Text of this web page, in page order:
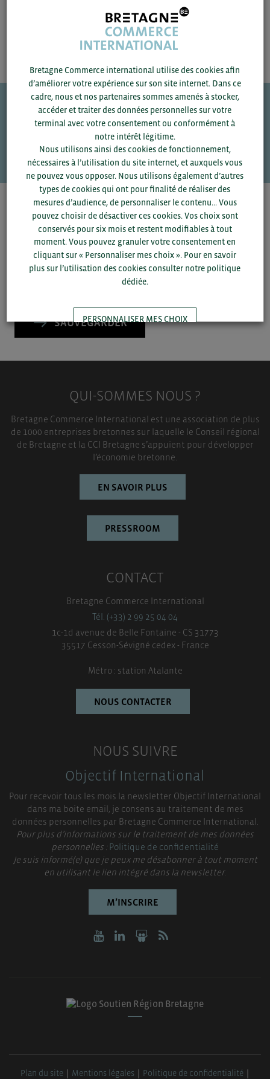
Une question ?
VOS CONTACTS
Pour voir les contacts, merci de renseigner votre
département et votre secteur ou connectez-vous.
SAUVEGARDER
QUI-SOMMES NOUS ?
Bretagne Commerce International est une association de plus
de 1000 entreprises bretonnes sur laquelle le Conseil régional
de Bretagne et la CCI Bretagne s’appuient pour développer
l’économie bretonne.
EN SAVOIR PLUS
PRESSROOM
CONTACT
Bretagne Commerce International
Tél. (+33) 2 99 25 04 04
1c-1d avenue de Belle Fontaine - CS 31773
35517 Cesson-Sévigné cedex - France
Métro : station Atalante
NOUS CONTACTER
NOUS SUIVRE
Objectif International
Pour recevoir tous les mois la newsletter Objectif International
dans ma boite email, je consens au traitement de mes
données personnelles par Bretagne Commerce International.
Pour plus d’informations sur le traitement de mes données
personnelles :Politique de confidentialité
Je suis informé(e) que je peux me désabonner à tout moment
en utilisant le lien intégré dans la newsletter.
M’INSCRIRE
Plan du site Mentions légales
Politique de confidentialité
Bretagne Commerce international utilise des cookies afin
d’améliorer votre expérience sur son site internet. Dans ce
cadre, nous et nos partenaires sommes amenés à stocker,
accéder et traiter des données personnelles sur votre
terminal avec votre consentement ou conformément à
notre intérêt légitime.
Nous utilisons ainsi des cookies de fonctionnement,
nécessaires à l’utilisation du site internet, et auxquels vous
ne pouvez vous opposer. Nous utilisons également d’autres
types de cookies qui ont pour finalité de réaliser des
mesures d’audience, de personnaliser le contenu... Vous
pouvez choisir de désactiver ces cookies. Vos choix sont
conservés pour six mois et restent modifiables à tout
moment. Vous pouvez granuler votre consentement en
cliquant sur « Personnaliser mes choix ». Pour en savoir
plus sur l’utilisation des cookies consulter notre politique
dédiée.
PERSONNALISER MES CHOIX